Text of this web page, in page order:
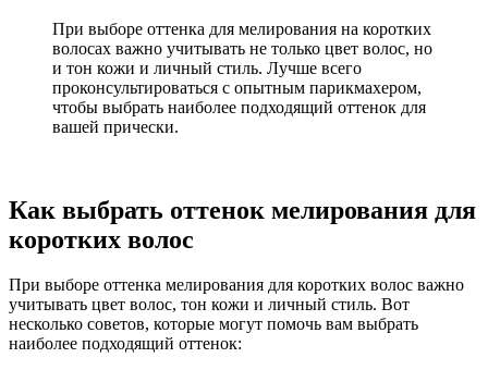
При выборе оттенка для мелирования на коротких
волосах важно учитывать не только цвет волос, но
и тон кожи и личный стиль. Лучше всего
проконсультироваться с опытным парикмахером,
чтобы выбрать наиболее подходящий оттенок для
вашей прически.
Как выбрать оттенок мелирования для
коротких волос
При выборе оттенка мелирования для коротких волос важно
учитывать цвет волос, тон кожи и личный стиль. Вот
несколько советов, которые могут помочь вам выбрать
наиболее подходящий оттенок: